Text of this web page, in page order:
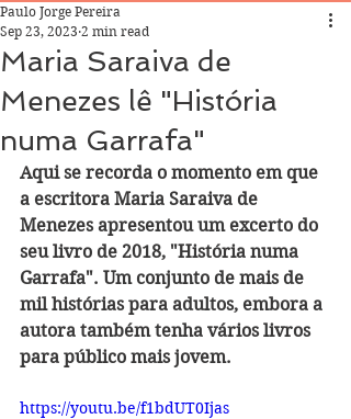
Maria Saraiva de
Menezes lê "História
numa Garrafa"
Paulo Jorge Pereira
Sep 23, 2023 2 min read
Aqui se recorda o momento em que
a escritora Maria Saraiva de
Menezes apresentou um excerto do
seu livro de 2018, "História numa
Garrafa". Um conjunto de mais de
mil histórias para adultos, embora a
autora também tenha vários livros
para público mais jovem.
https://youtu.be/f1bdUT0Ijas